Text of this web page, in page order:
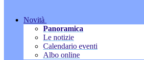
Novità
Panoramica
Le notizie
Calendario eventi
Albo online